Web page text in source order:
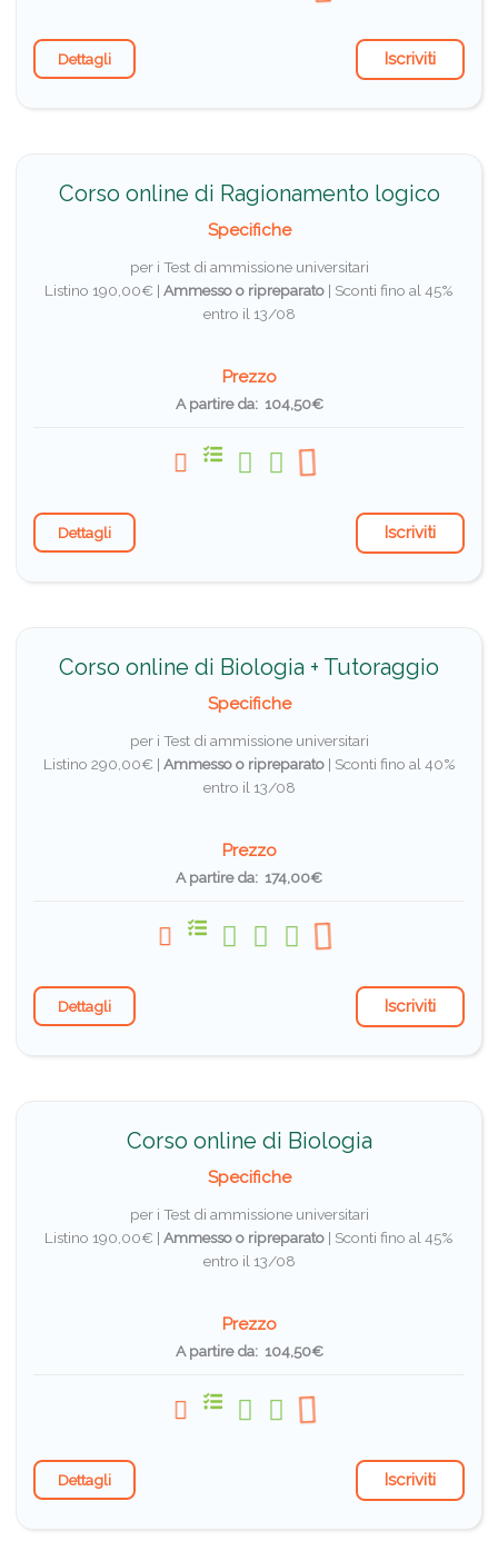
Dettagli Iscriviti
Corso online di Ragionamento logico
Specifiche
per i Test di ammissione universitari
Listino 190,00€ | Ammesso o ripreparato | Sconti fino al 45%
entro il 13/08
Prezzo
A partire da: 104,50€
Dettagli Iscriviti
Corso online di Biologia + Tutoraggio
Specifiche
per i Test di ammissione universitari
Listino 290,00€ | Ammesso o ripreparato| Sconti fino al 40%
entro il 13/08
Prezzo
A partire da: 174,00€
Dettagli Iscriviti
Corso online di Biologia
Specifiche
per i Test di ammissione universitari
Listino 190,00€ | Ammesso o ripreparato | Sconti fino al 45%
entro il 13/08
Prezzo
A partire da: 104,50€
Dettagli Iscriviti